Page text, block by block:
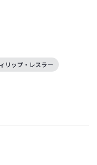
リップ・レスラー